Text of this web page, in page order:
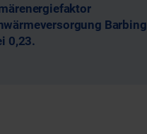
Barbing
0,23.